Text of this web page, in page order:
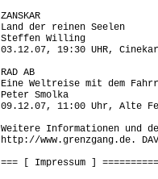
ZANSKAR
Land der reinen Seelen
Steffen Willing
03.12.07, 19:30 UHR,
RAD AB
Eine Weltreise mit dem
Peter Smolka
09.12.07, 11:00 Uhr, Alte
Weitere Informationen und
http://www.grenzgang.de.
=== [ Impressum ]